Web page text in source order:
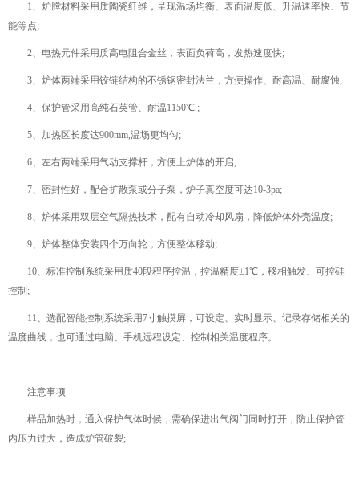
1、炉膛材料采用质陶瓷纤维，呈现温场均衡、表面温度低、升温速率快、节
能等点;
2、电热元件采用质高电阻合金丝，表面负荷高，发热速度快;
3、炉体两端采用铰链结构的不锈钢密封法兰，方便操作、耐高温、耐腐蚀;
4、保护管采用高纯石英管、耐温1150℃ ;
5、加热区长度达900mm,温场更均匀;
6、左右两端采用气动支撑杆，方便上炉体的开启;
7、密封性好，配合扩散泵或分子泵，炉子真空度可达10-3pa;
8、炉体采用双层空气隔热技术，配有自动冷却风扇，降低炉体外壳温度;
9、炉体整体安装四个万向轮，方便整体移动;
10、标准控制系统采用质40段程序控温，控温精度±1℃，移相触发、可控硅
控制;
11、选配智能控制系统采用7寸触摸屏，可设定、实时显示、记录存储相关的
温度曲线，也可通过电脑、手机远程设定、控制相关温度程序。
注意事项
样品加热时，通入保护气体时候，需确保进出气阀门同时打开，防止保护管
内压力过大，造成炉管破裂;